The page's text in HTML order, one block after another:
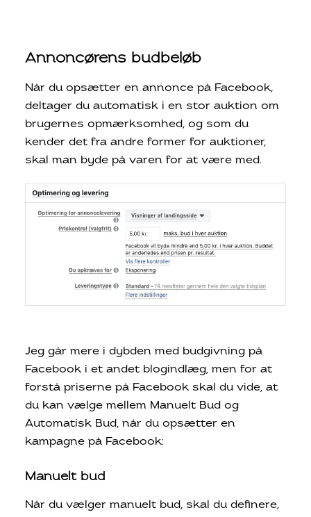
Annoncørens budbeløb
Når du opsætter en annonce på Facebook,
deltager du automatisk i en stor auktion om
brugernes opmærksomhed, og som du
kender det fra andre former for auktioner,
skal man byde på varen for at være med.
Jeg går mere i dybden med budgivning på
Facebook i et andet blogindlæg, men for at
forstå priserne på Facebook skal du vide, at
du kan vælge mellem Manuelt Bud og
Automatisk Bud, når du opsætter en
kampagne på Facebook:
Manuelt bud
Når du vælger manuelt bud, skal du definere,